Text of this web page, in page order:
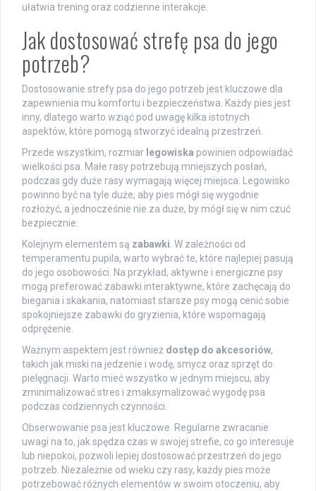
ułatwia trening oraz codzienne interakcje.
Jak dostosować strefę psa do jego
potrzeb?
Dostosowanie strefy psa do jego potrzeb jest kluczowe dla
zapewnienia mu komfortu i bezpieczeństwa. Każdy pies jest
inny, dlatego warto wziąć pod uwagę kilka istotnych
aspektów, które pomogą stworzyć idealną przestrzeń.
Przede wszystkim, rozmiar legowiska powinien odpowiadać
wielkości psa. Małe rasy potrzebują mniejszych posłań,
podczas gdy duże rasy wymagają więcej miejsca. Legowisko
powinno być na tyle duże, aby pies mógł się wygodnie
rozłożyć, a jednocześnie nie za duże, by mógł się w nim czuć
bezpiecznie.
Kolejnym elementem są zabawki. W zależności od
temperamentu pupila, warto wybrać te, które najlepiej pasują
do jego osobowości. Na przykład, aktywne i energiczne psy
mogą preferować zabawki interaktywne, które zachęcają do
biegania i skakania, natomiast starsze psy mogą cenić sobie
spokojniejsze zabawki do gryzienia, które wspomagają
odprężenie.
Ważnym aspektem jest również dostęp do akcesoriów,
takich jak miski na jedzenie i wodę, smycz oraz sprzęt do
pielęgnacji. Warto mieć wszystko w jednym miejscu, aby
zminimalizować stres i zmaksymalizować wygodę psa
podczas codziennych czynności.
Obserwowanie psa jest kluczowe. Regularne zwracanie
uwagi na to, jak spędza czas w swojej strefie, co go interesuje
lub niepokoi, pozwoli lepiej dostosować przestrzeń do jego
potrzeb. Niezależnie od wieku czy rasy, każdy pies może
potrzebować różnych elementów w swoim otoczeniu, aby